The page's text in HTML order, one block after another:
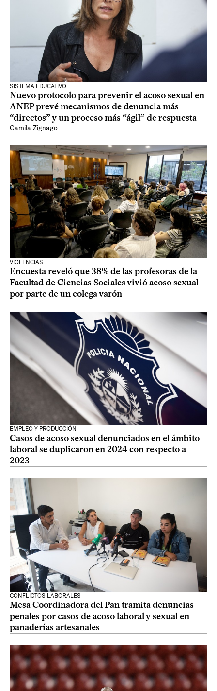
SISTEMA EDUCATIVO
Nuevo protocolo para prevenir el acoso sexual en
ANEP prevé mecanismos de denuncia más
“directos” y un proceso más “ágil” de respuesta
Camila Zignago
VIOLENCIAS
Encuesta reveló que 38% de las profesoras de la
Facultad de Ciencias Sociales vivió acoso sexual
por parte de un colega varón
EMPLEO Y PRODUCCIÓN
Casos de acoso sexual denunciados en el ámbito
laboral se duplicaron en 2024 con respecto a
2023
CONFLICTOS LABORALES
Mesa Coordinadora del Pan tramita denuncias
penales por casos de acoso laboral y sexual en
panaderías artesanales